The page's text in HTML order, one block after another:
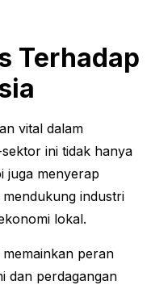
Terhadap
vital dalam
ini tidak hanya
juga menyerap
industri
lokal.
peran
dan perdagangan